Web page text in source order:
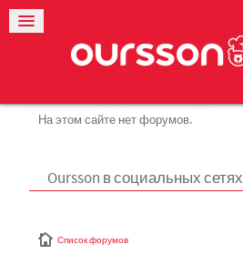
На этом сайте нет форумов.
Oursson в социальных сетях
Список форумов